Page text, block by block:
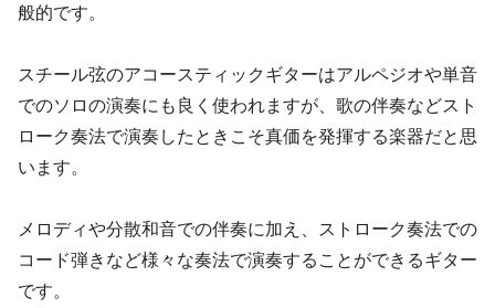
般的です。
スチール弦のアコースティックギターはアルペジオや単音
でのソロの演奏にも良く使われますが、歌の伴奏などスト
ローク奏法で演奏したときこそ真価を発揮する楽器だと思
います。
メロディや分散和音での伴奏に加え、ストローク奏法での
コード弾きなど様々な奏法で演奏することができるギター
です。